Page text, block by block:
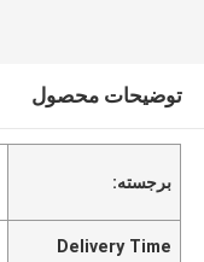
توضیحات محصول
برجسته:
Delivery Time